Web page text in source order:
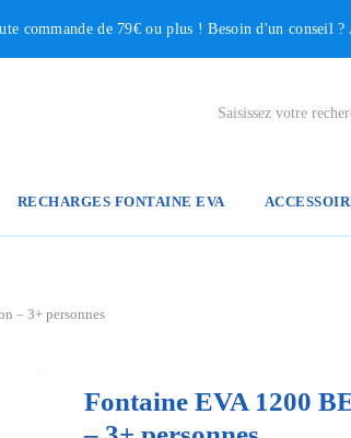
commande de 79€ ou plus ! Besoin d'un conseil ?
Saisissez votre
RECHARGES FONTAINE EVA
– 3+ personnes
Fontaine EVA 1200